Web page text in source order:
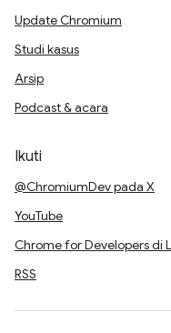
Update Chromium
Studi kasus
Arsip
Podcast & acara
Ikuti
@ChromiumDev pada X
YouTube
Chrome for Developers di
RSS